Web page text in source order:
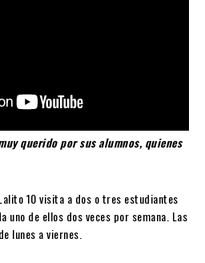
querido por sus alumnos, quienes
10 visita a dos o tres estudiantes
de ellos dos veces por semana. Las
lunes a viernes.